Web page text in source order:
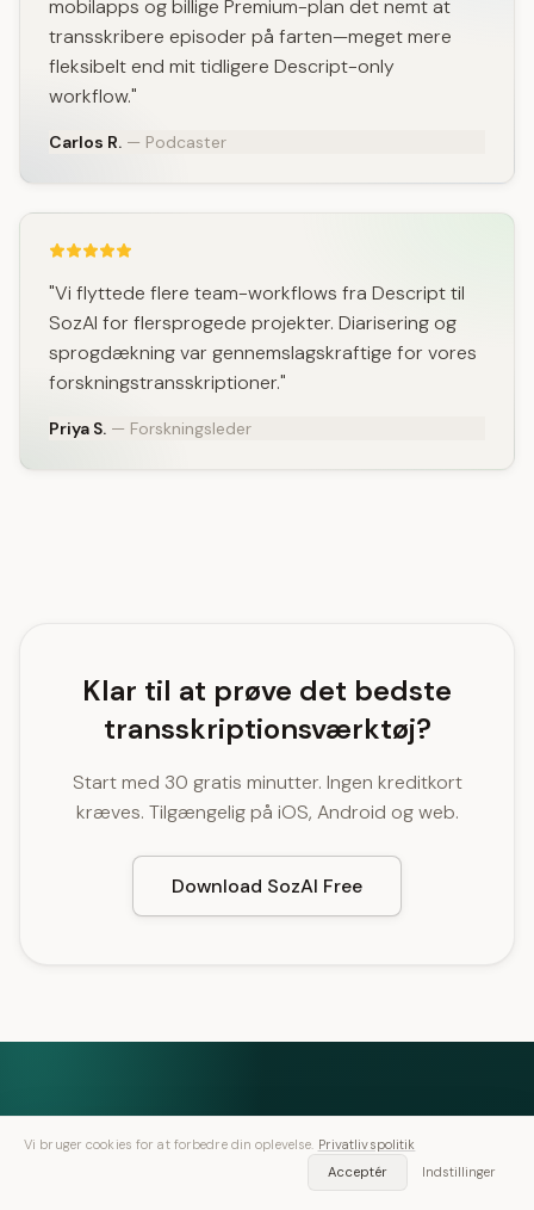
mobilapps og billige Premium-plan det nemt at
transskribere episoder på farten—meget mere
fleksibelt end mit tidligere Descript-only
workflow."
Carlos R. — Podcaster
"Vi flyttede flere team-workflows fra Descript til
SozAI for flersprogede projekter. Diarisering og
sprog­dækning var gennemslagskraftige for vores
forskningstransskriptioner."
Priya S. — Forskningsleder
Klar til at prøve det bedste
transskriptionsværktøj?
Start med 30 gratis minutter. Ingen kreditkort
kræves. Tilgængelig på iOS, Android og web.
Download SozAI Free
Tale ind. Tekst ud.
Gratis på iOS og Android — 30 minutters transskribering
Vi bruger cookies for at forbedre din oplevelse. Privatlivspolitik
Acceptér
Indstillinger